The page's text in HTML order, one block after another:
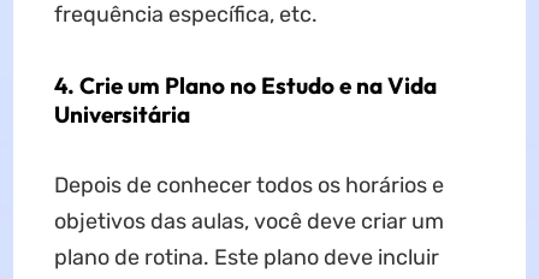
frequência específica, etc.
4. Crie um Plano no Estudo e na Vida
Universitária
Depois de conhecer todos os horários e
objetivos das aulas, você deve criar um
plano de rotina. Este plano deve incluir